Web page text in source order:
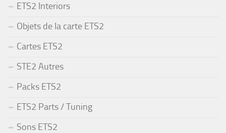
ETS2 Interiors
Objets de la carte ETS2
Cartes ETS2
STE2 Autres
Packs ETS2
ETS2 Parts / Tuning
Sons ETS2